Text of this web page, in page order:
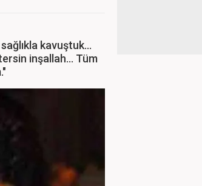
kavuştuk...
inşallah... Tüm